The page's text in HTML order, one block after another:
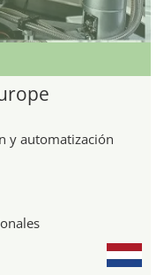
y automatización